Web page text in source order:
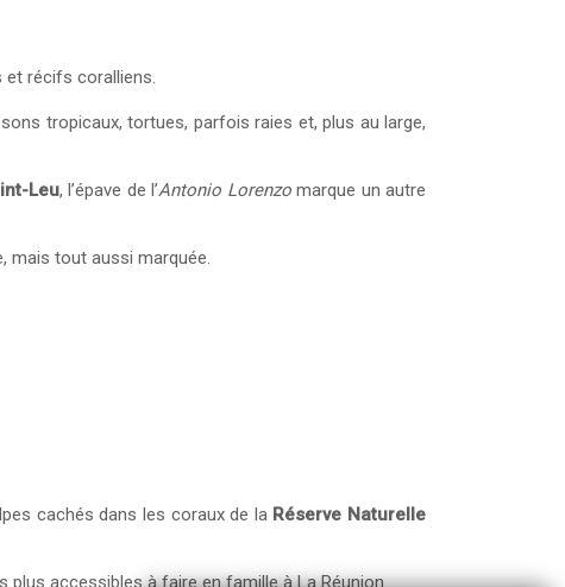
et récifs coralliens.
tropicaux, tortues, parfois raies et, plus au large,
Leu, l’épave de l’Antonio Lorenzomarque un autre
mais tout aussi marquée.
cachés dans les coraux de la Réserve Naturelle
plus accessibles à faire en famille à La Réunion.